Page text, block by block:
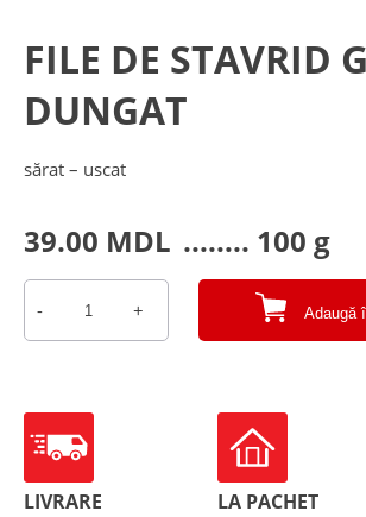
FILE DE STAVRID
DUNGAT
sărat – uscat
39.00 MDL ........ 100 g
Cantitate
STAVRID
GALBEN
- + Adaugă
LIVRARE LA PACHET